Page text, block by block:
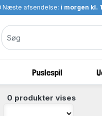
Næste afsendelse: i morgen kl.
Puslespil
0 produkter vises